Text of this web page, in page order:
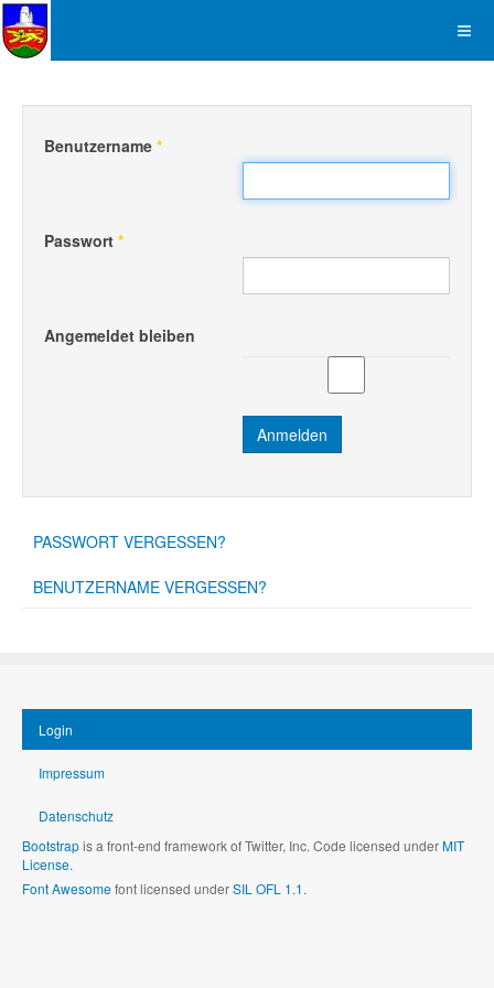
Benutzername *
Passwort *
Angemeldet bleiben
Anmelden
PASSWORT VERGESSEN?
BENUTZERNAME VERGESSEN?
Login
Impressum
Datenschutz
Bootstrapis a front-end framework of Twitter, Inc. Code licensed underMIT
License.
Font Awesomefont licensed underSIL OFL 1.1.